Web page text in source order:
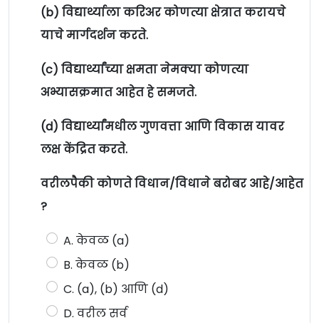
(b) विद्यार्थ्याला करिअर कोणत्या क्षेत्रात करायचे
याचे मार्गदर्शन करते.
(c) विद्यार्थ्यांच्या क्षमता नेमक्या कोणत्या
अभ्यासक्रमात आहेत हे समजते.
(d) विद्यार्थ्यांमधील गुणवत्ता आणि विकास यावर
लक्ष केंद्रित करते.
वरीलपैकी कोणते विधान/विधाने बरोबर आहे/आहेत
?
A. केवळ (a)
B. केवळ (b)
C. (a), (b) आणि (d)
D. वरील सर्व